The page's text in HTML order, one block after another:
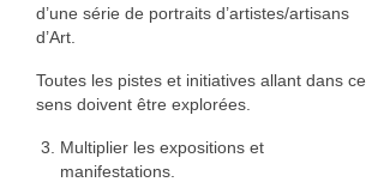
d’une série de portraits d’artistes/artisans
d’Art.
Toutes les pistes et initiatives allant dans ce
sens doivent être explorées.
Multiplier les expositions et
manifestations.